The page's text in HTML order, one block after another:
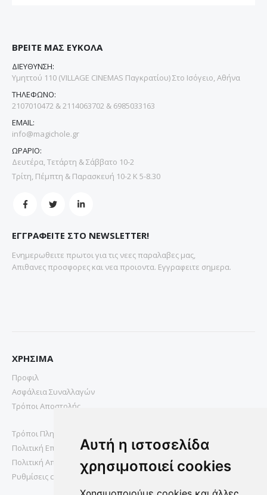
Αυτή η ιστοσελίδα
χρησιμοποιεί cookies
ΒΡΕΙΤΕ ΜΑΣ ΕΥΚΟΛΑ
ΔΙΕΥΘΥΝΣΗ:
Υμηττού 110 (VILLAGE CINEMAS Παγκρατίου) Στο Ισόγειο, Αθήνα
ΤΗΛΕΦΩΝΟ:
2107010472 & 2114063702 & 6985033163
EMAIL:
info@magichole.gr
ΩΡΑΡΙΟ:
Δευτέρα, Τετάρτη & Σάββατο 10-2
Τρίτη, Πέμπτη & Παρασκευή 10-2 Κ 5-8.30
ΕΓΓΡΑΦΕΙΤΕ ΣΤΟ NEWSLETTER!
Ενημερωθειτε πρωτοι για τις νεες παραλαβες μας,
Απιθανες προσφορες και νεα προιοντα. Εγγραφειτε σημερα.
ΧΡΗΣΙΜΑ
Προφιλ
Ασφάλεια Συναλλαγών
Τρόποι Αποστολής
Τρόποι Πληρωμής
Πολιτική Επιστροφών
Πολιτική Απορρήτου
Ρυθμίσεις cookies